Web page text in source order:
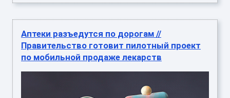
Аптеки разъедутся по дорогам //
Правительство готовит пилотный проект
по мобильной продаже лекарств